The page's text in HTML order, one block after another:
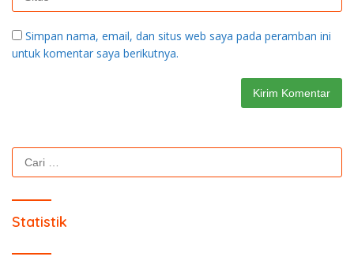
Simpan nama, email, dan situs web saya pada peramban ini
untuk komentar saya berikutnya.
Cari
untuk:
Statistik